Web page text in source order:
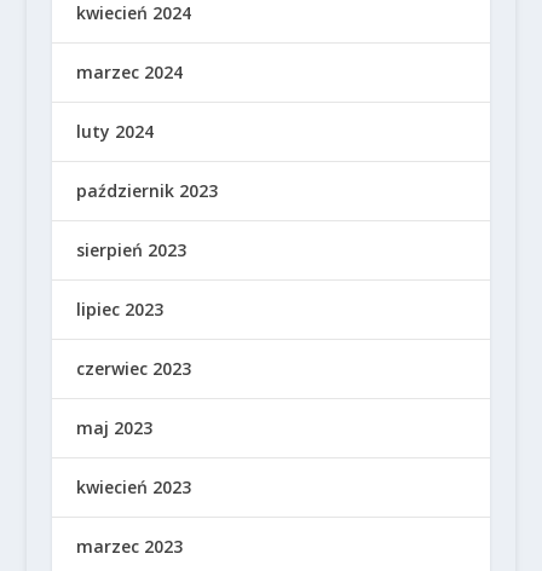
kwiecień 2024
marzec 2024
luty 2024
październik 2023
sierpień 2023
lipiec 2023
czerwiec 2023
maj 2023
kwiecień 2023
marzec 2023